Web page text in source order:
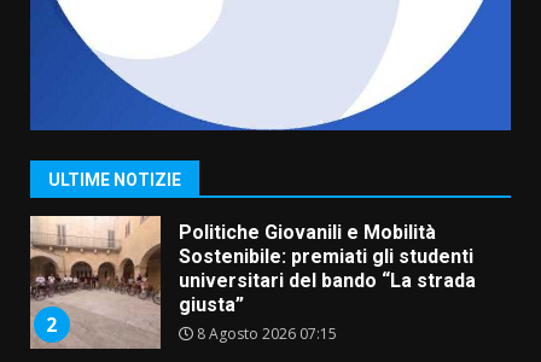
ULTIME NOTIZIE
1
Savelletri in festa, domani sera
grande spettacolo con Uccio De
8 Agosto 2026 07:30
2
Politiche Giovanili e Mobilità
universitari del bando “La strada
giusta”
8 Agosto 2026 07:15
“I Contestatori: Musica di